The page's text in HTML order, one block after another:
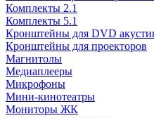
Комплекты 2.1
Комплекты 5.1
Кронштейны для DVD
Кронштейны для проекторов
Магнитолы
Медиаплееры
Микрофоны
Мини-кинотеатры
Мониторы ЖК